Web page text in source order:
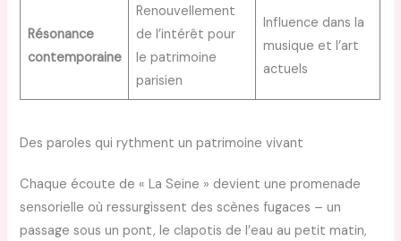
Résonance
contemporaine
Renouvellement
de l’intérêt pour
le patrimoine
parisien
Influence dans la
musique et l’art
actuels
Des paroles qui rythment un patrimoine vivant
Chaque écoute de « La Seine » devient une promenade
sensorielle où ressurgissent des scènes fugaces – un
passage sous un pont, le clapotis de l’eau au petit matin,